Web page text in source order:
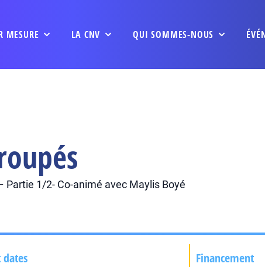
MESURE LA CNV QUI SOMMES-NOUS
1/2- Co-animé avec Maylis Boyé
Financement